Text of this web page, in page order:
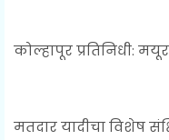
कोल्हापूर प्रतिनिधी:
मतदार यादीचा विशेष